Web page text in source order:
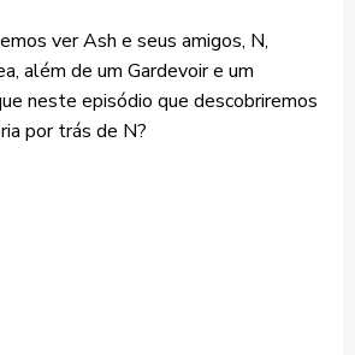
ver Ash e seus amigos, N,
além de um Gardevoir e um
neste episódio que descobriremos
por trás de N?